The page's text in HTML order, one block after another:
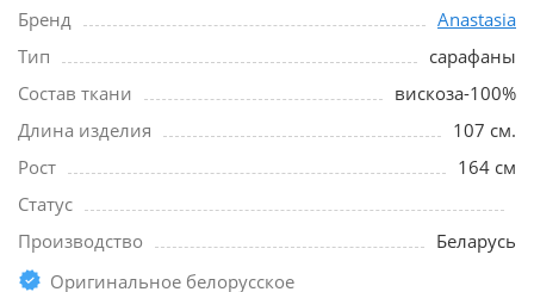
Бренд
Anastasia
Тип
сарафаны
Состав ткани
вискоза-100%
Длина изделия
107 см.
Рост
164 см
Статус
Производство
Беларусь
Оригинальное белорусское